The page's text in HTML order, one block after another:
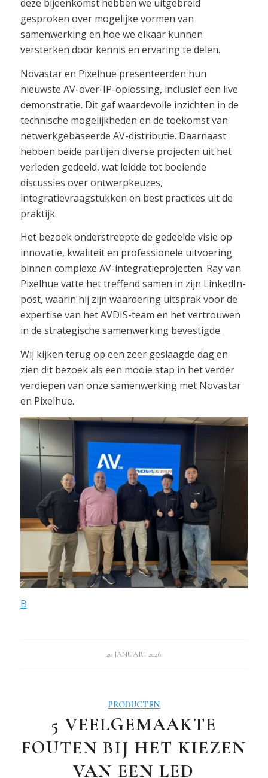
deze bijeenkomst hebben we uitgebreid
gesproken over mogelijke vormen van
samenwerking en hoe we elkaar kunnen
versterken door kennis en ervaring te delen.
Novastar en Pixelhue presenteerden hun
nieuwste AV-over-IP-oplossing, inclusief een live
demonstratie. Dit gaf waardevolle inzichten in de
technische mogelijkheden en de toekomst van
netwerkgebaseerde AV-distributie. Daarnaast
hebben beide partijen diverse projecten uit het
verleden gedeeld, wat leidde tot boeiende
discussies over ontwerpkeuzes,
integratievraagstukken en best practices uit de
praktijk.
Het bezoek onderstreepte de gedeelde visie op
innovatie, kwaliteit en professionele uitvoering
binnen complexe AV-integratieprojecten. Ray van
Pixelhue vatte het treffend samen in zijn LinkedIn-
post, waarin hij zijn waardering uitsprak voor de
expertise van het AVDIS-team en het vertrouwen
in de strategische samenwerking bevestigde.
Wij kijken terug op een zeer geslaagde dag en
zien dit bezoek als een mooie stap in het verder
verdiepen van onze samenwerking met Novastar
en Pixelhue.
B
20 JANUARI 2026
PRODUCTEN
5 VEELGEMAAKTE
FOUTEN BIJ HET KIEZEN
VAN EEN LED